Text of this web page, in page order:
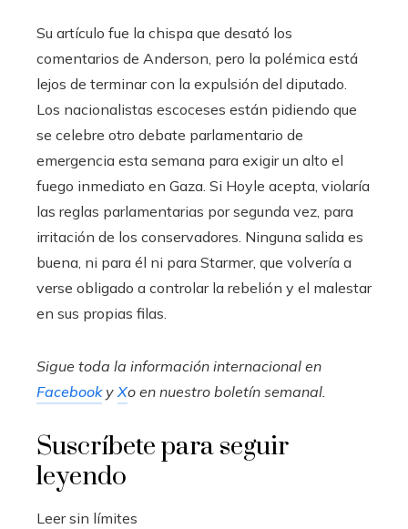
Su artículo fue la chispa que desató los
comentarios de Anderson, pero la polémica está
lejos de terminar con la expulsión del diputado.
Los nacionalistas escoceses están pidiendo que
se celebre otro debate parlamentario de
emergencia esta semana para exigir un alto el
fuego inmediato en Gaza. Si Hoyle acepta, violaría
las reglas parlamentarias por segunda vez, para
irritación de los conservadores. Ninguna salida es
buena, ni para él ni para Starmer, que volvería a
verse obligado a controlar la rebelión y el malestar
en sus propias filas.
Sigue toda la información internacional en
FacebookyXo en nuestro boletín semanal.
Suscríbete para seguir
leyendo
Leer sin límites